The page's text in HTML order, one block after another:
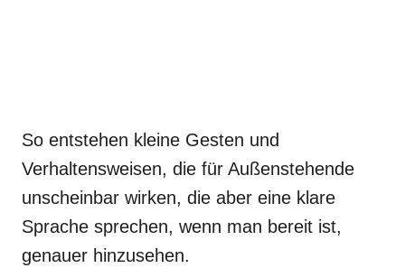
So entstehen kleine Gesten und
Verhaltensweisen, die für Außenstehende
unscheinbar wirken, die aber eine klare
Sprache sprechen, wenn man bereit ist,
genauer hinzusehen.